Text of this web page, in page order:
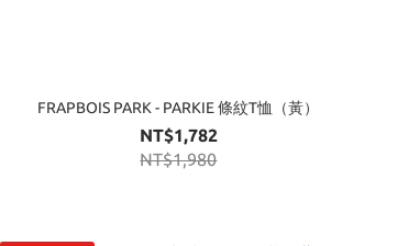
FRAPBOIS PARK - PARKIE 條紋T恤（黃）
NT$1,782
NT$1,980